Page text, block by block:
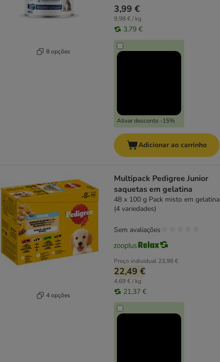
8 opções
3,99 €
9,98 € / kg
3,79 €
Ativar desconto -15%
Adicionar ao carrinho
4 opções
Multipack Pedigree Junior
saquetas em gelatina
48 x 100 g Pack misto em gelatina
(4 variedades)
Preço individual 23,96 €
22,49 €
4,69 € / kg
21,37 €
Sem avaliações